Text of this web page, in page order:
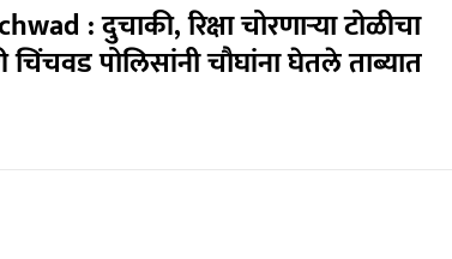
: दुचाकी, रिक्षा चोरणाऱ्या टोळीचा
चिंचवड पोलिसांनी चौघांना घेतले ताब्यात